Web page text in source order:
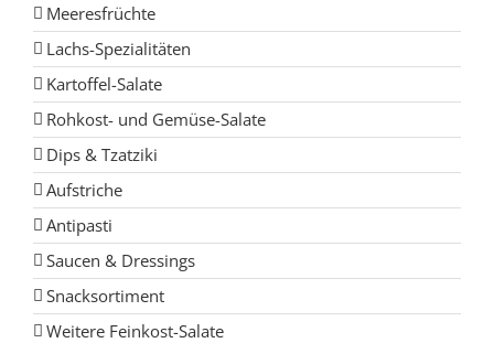
Meeresfrüchte
Lachs-Spezialitäten
Kartoffel-Salate
Rohkost- und Gemüse-Salate
Dips & Tzatziki
Aufstriche
Antipasti
Saucen & Dressings
Snacksortiment
Weitere Feinkost-Salate